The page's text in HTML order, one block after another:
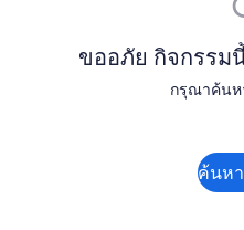
ขออภัย กิจกรรม
กรุณาค้นห
ค้นห